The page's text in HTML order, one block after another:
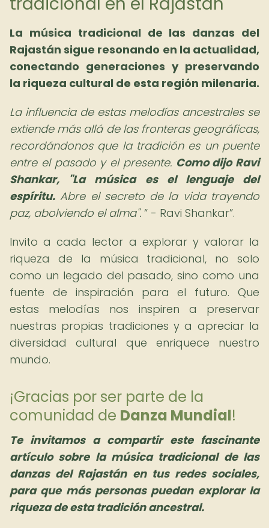
La música tradicional de las danzas del
Rajastán sigue resonando en la actualidad,
conectando generaciones y preservando
la riqueza cultural de esta región milenaria.
La influencia de estas melodías ancestrales se
extiende más allá de las fronteras geográficas,
recordándonos que la tradición es un puente
entre el pasado y el presente. Como dijo Ravi
Shankar, "La música es el lenguaje del
espíritu. Abre el secreto de la vida trayendo
paz, abolviendo el alma".
- Ravi Shankar .
Invito a cada lector a explorar y valorar la
riqueza de la música tradicional, no solo
como un legado del pasado, sino como una
fuente de inspiración para el futuro. Que
estas melodías nos inspiren a preservar
nuestras propias tradiciones y a apreciar la
diversidad cultural que enriquece nuestro
mundo.
¡Gracias por ser parte de la
comunidad de Danza Mundial!
Te invitamos a compartir este fascinante
artículo sobre la música tradicional de las
danzas del Rajastán en tus redes sociales,
para que más personas puedan explorar la
riqueza de esta tradición ancestral.